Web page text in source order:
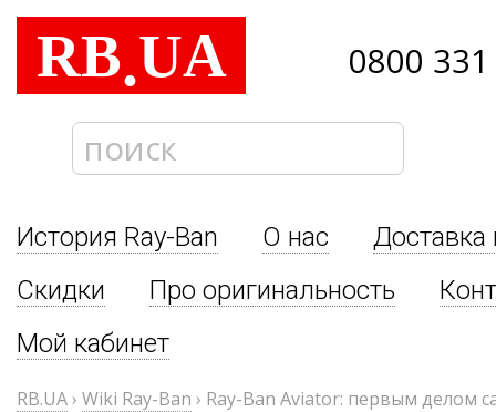
RB.UA 0800
История Ray-Ban О нас
Доставка
Скидки
Про оригинальность
Мой кабинет
RB.UA› Wiki Ray-Ban › Ray-Ban Aviator: первым делом